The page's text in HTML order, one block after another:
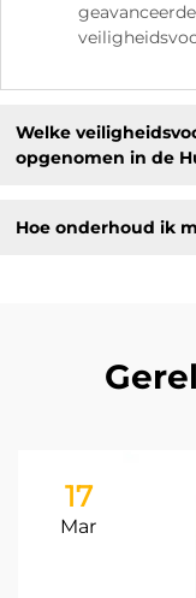
Welke
opgenomen in de
Hoe onderhoud ik
17
Mar